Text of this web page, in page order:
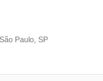
Paulo, SP